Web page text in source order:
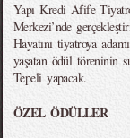
Yapı Kredi Afife
Merkezi’nde
Hayatını tiyatroya
yaşatan ödül töreninin
Tepeli yapacak.
ÖZEL ÖDÜLLER